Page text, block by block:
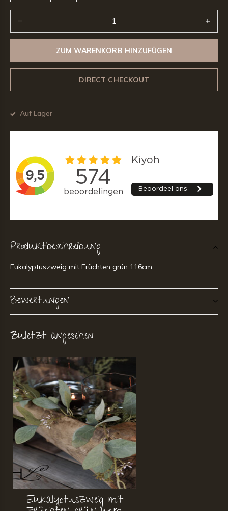
ZUM WARENKORB HINZUFÜGEN
DIRECT CHECKOUT
Auf Lager
Produktbeschreibung
Eukalyptuszweig mit Früchten grün 116cm
Bewertungen
Zuletzt angesehen
Eukalyptuszweig mit